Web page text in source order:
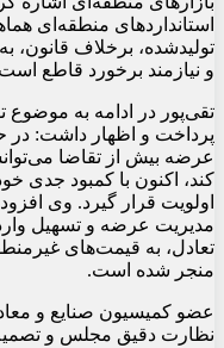
و نیازمند برخورد قاطع
منجر شده است.